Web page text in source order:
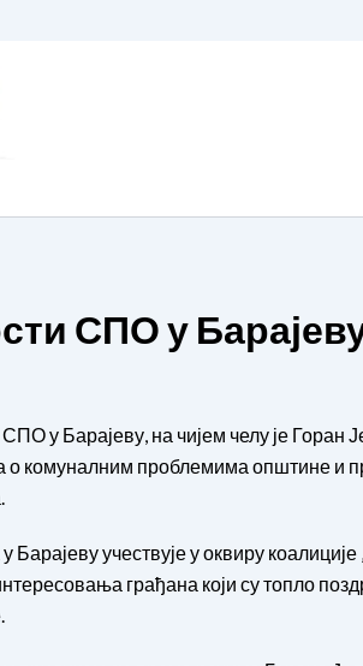
СПО у
у Барајеву, на чијем челу је Горан
о комуналним проблемима општине и
учествује у оквиру коалиције
грађана који су топло